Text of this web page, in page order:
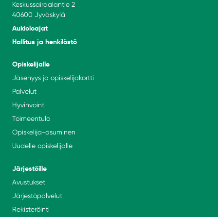
Keskussairaalantie 2
40600 Jyväskylä
Aukioloajat
Hallitus ja henkilöstö
Opiskelijalle
Jäsenyys ja opiskelijakortti
Palvelut
Hyvinvointi
Toimeentulo
Opiskelija-asuminen
Uudelle opiskelijalle
Järjestöille
Avustukset
Järjestöpalvelut
Rekisteröinti